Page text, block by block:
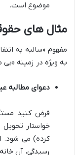
موضوع است.
مثال های
مفهوم «سالبه به
به ویژه در زمینه
دعوای مطالبه
فرض کنید
خواستار
کرده) می شود.
رسیدگی، آن